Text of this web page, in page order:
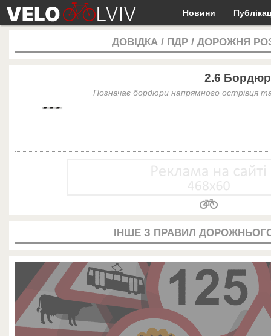
Новини
ДОВІДКА / ПДР / ДОРОЖНЯ
2.6 Бордюр
Позначає бордюри напрямного острівця
ІНШЕ З ПРАВИЛ